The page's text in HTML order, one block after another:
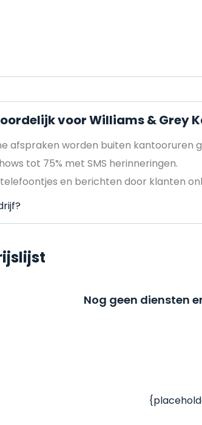
voor Williams & Grey
afspraken worden buiten kantooruren
tot 75% met SMS herinneringen.
en berichten door klanten
Nog geen diensten